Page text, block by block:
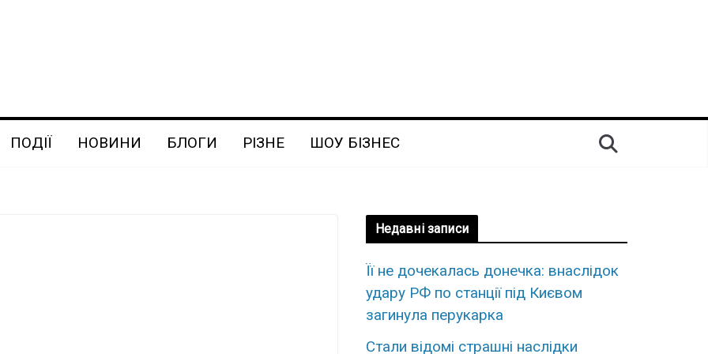
ПОДІЇ НОВИНИ БЛОГИ РІЗНЕ ШОУ БІЗНЕС
Недавні записи
Її не дочекалась донечка: внаслідок
удару РФ по станції під Києвом
загинула перукарка
Стaли відомі стpaшні наcлідки